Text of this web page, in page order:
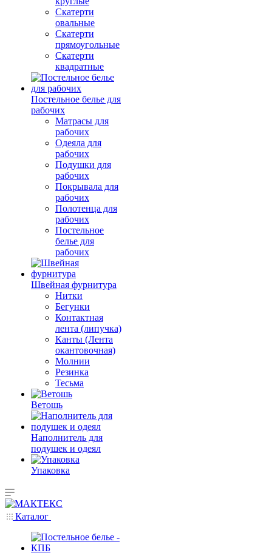
Скатерти
овальные
Скатерти
прямоугольные
Скатерти
квадратные
Постельное белье для
рабочих
Матрасы для
рабочих
Одеяла для
рабочих
Подушки для
рабочих
Покрывала для
рабочих
Полотенца для
рабочих
Постельное
белье для
рабочих
Швейная фурнитура
Нитки
Бегунки
Контактная
лента (липучка)
Канты (Лента
окантовочная)
Молнии
Резинка
Тесьма
Ветошь
Наполнитель для
подушек и одеял
Упаковка
Каталог